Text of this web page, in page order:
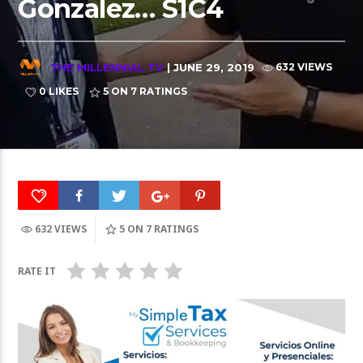
Gonzalez… S1C4
THE MILLENNIAL TV| JUNE 29, 2019
632 VIEWS
0 LIKES
5 ON 7 RATINGS
632 VIEWS 5 ON 7 RATINGS
RATE IT